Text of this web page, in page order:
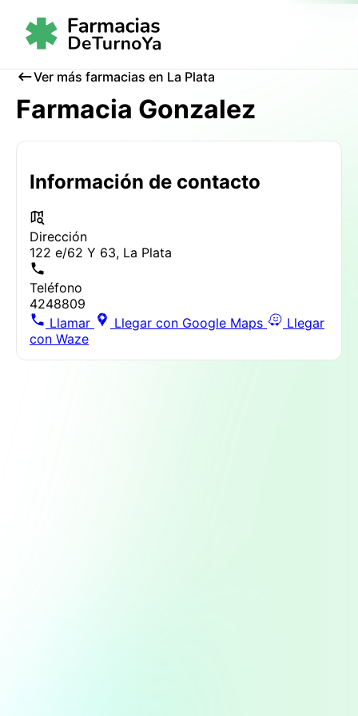
Ver más farmacias en La Plata
Farmacia Gonzalez
Información de contacto
Dirección
122 e/62 Y 63, La Plata
Teléfono
4248809
Llamar
Llegar con Google Maps
Llegar
con Waze